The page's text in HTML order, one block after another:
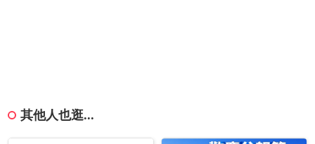
其他人也逛...